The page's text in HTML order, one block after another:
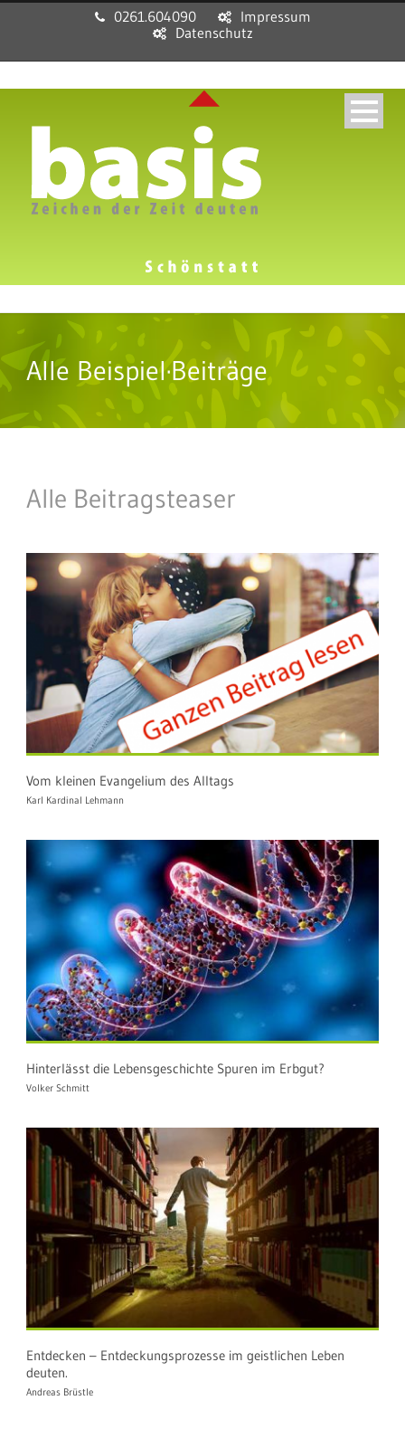
0261.604090
Impressum
Datenschutz
Alle Beispiel·Beiträge
Alle Beitragsteaser
Vom kleinen Evangelium des Alltags
Karl Kardinal Lehmann
Hinterlässt die Lebensgeschichte Spuren im Erbgut?
Volker Schmitt
Entdecken – Entdeckungsprozesse im geistlichen Leben
deuten.
Andreas Brüstle